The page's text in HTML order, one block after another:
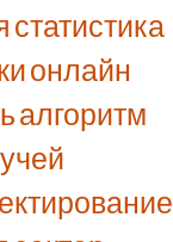
статистика
онлайн
алгоритм